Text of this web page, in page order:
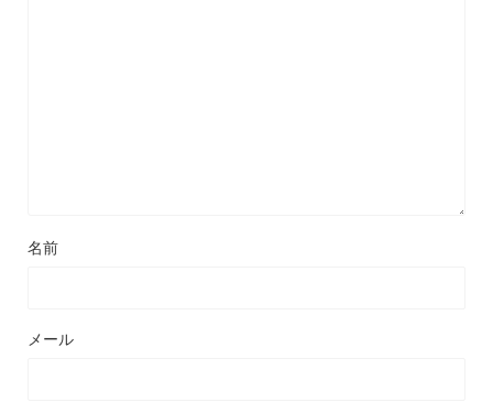
名前
メール